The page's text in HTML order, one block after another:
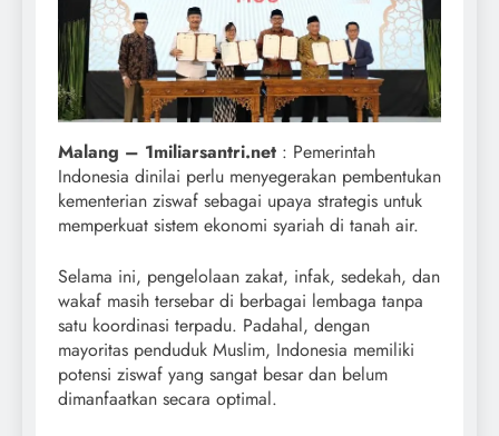
Malang – 1miliarsantri.net : Pemerintah
Indonesia dinilai perlu menyegerakan pembentukan
kementerian ziswaf sebagai upaya strategis untuk
memperkuat sistem ekonomi syariah di tanah air.
Selama ini, pengelolaan zakat, infak, sedekah, dan
wakaf masih tersebar di berbagai lembaga tanpa
satu koordinasi terpadu. Padahal, dengan
mayoritas penduduk Muslim, Indonesia memiliki
potensi ziswaf yang sangat besar dan belum
dimanfaatkan secara optimal.